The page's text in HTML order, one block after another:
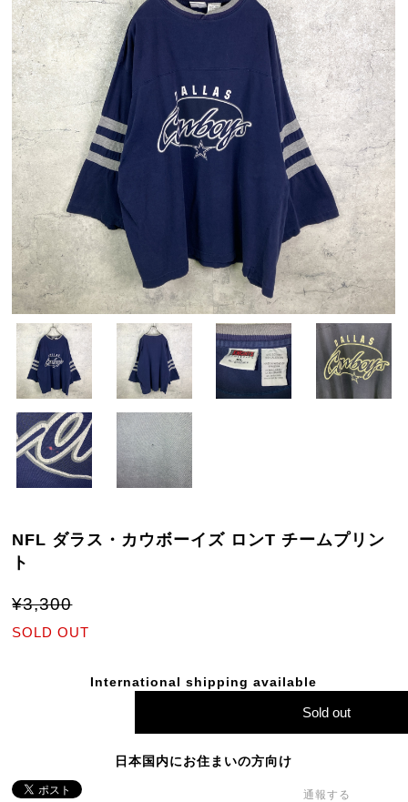
NFL ダラス・カウボーイズ ロンT チームプリン
ト
¥3,300
SOLD OUT
International shipping available
Sold out
日本国内にお住まいの方向け
通報する